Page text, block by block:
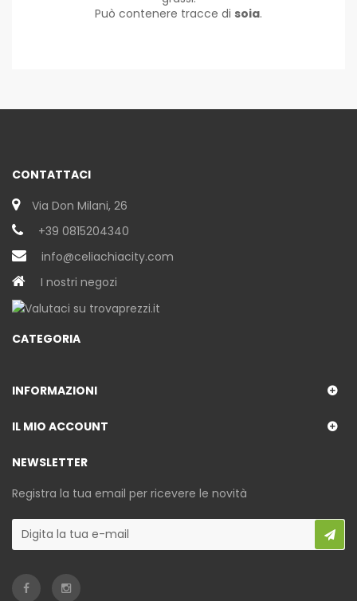
Può contenere tracce di soia.
CONTATTACI
Via Don Milani, 26
+39 0815204340
info@celiachiacity.com
I nostri negozi
CATEGORIA
INFORMAZIONI
IL MIO ACCOUNT
NEWSLETTER
Registra la tua email per ricevere le novità